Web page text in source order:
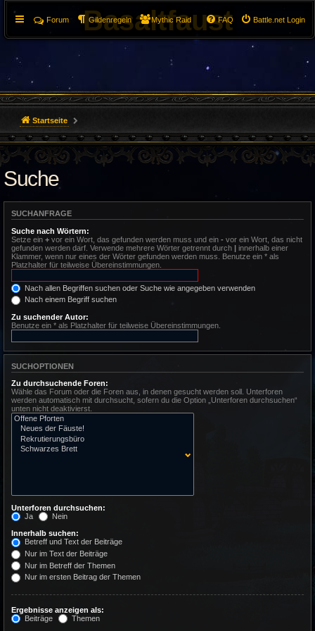
Basaltfaust Battle.net Login
FAQ
Forum Gildenregeln Mythic Raid
Startseite
Suche
SUCHANFRAGE
Suche nach Wörtern:
Setze ein + vor ein Wort, das gefunden werden muss und ein - vor ein Wort, das nicht
gefunden werden darf. Verwende mehrere Wörter getrennt durch | innerhalb einer
Klammer, wenn nur eines der Wörter gefunden werden muss. Benutze ein * als
Platzhalter für teilweise Übereinstimmungen.
Nach allen Begriffen suchen oder Suche wie angegeben verwenden
Nach einem Begriff suchen
Zu suchender Autor:
Benutze ein * als Platzhalter für teilweise Übereinstimmungen.
SUCHOPTIONEN
Zu durchsuchende Foren:
Wähle das Forum oder die Foren aus, in denen gesucht werden soll. Unterforen
werden automatisch mit durchsucht, sofern du die Option „Unterforen durchsuchen“
unten nicht deaktivierst.
Unterforen durchsuchen:
Ja
Nein
Innerhalb suchen:
Betreff und Text der Beiträge
Nur im Text der Beiträge
Nur im Betreff der Themen
Nur im ersten Beitrag der Themen
Ergebnisse anzeigen als:
Beiträge
Themen